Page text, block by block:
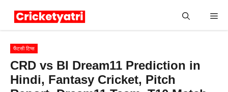
फैंटसी टिप्स
CRD vs BI Dream11 Prediction in
Hindi, Fantasy Cricket, Pitch